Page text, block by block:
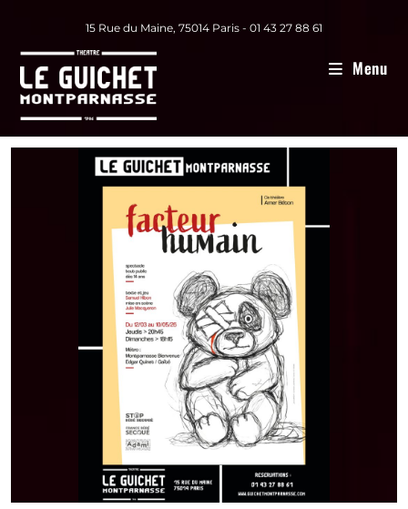
15 Rue du Maine, 75014 Paris - 01 43 27 88 61
Menu